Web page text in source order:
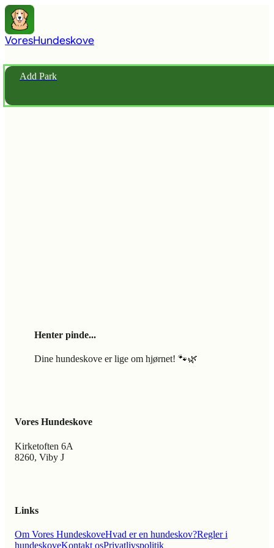
VoresHundeskove
Add Park
Henter pinde...
Dine hundeskove er lige om hjørnet! 🐾🌿
Vores Hundeskove
Kirketoften 6A
8260, Viby J
Links
Om Vores HundeskoveHvad er en hundeskov?Regler i
hundeskoveKontakt osPrivatlivspolitik